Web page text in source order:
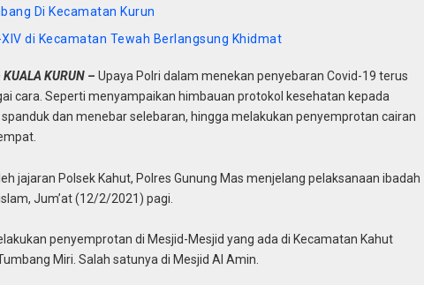
Di Kecamatan Kurun
di Kecamatan Tewah Berlangsung Khidmat
KURUN – Upaya Polri dalam menekan penyebaran Covid-19 terus
cara. Seperti menyampaikan himbauan protokol kesehatan kepada
dan menebar selebaran, hingga melakukan penyemprotan cairan
jajaran Polsek Kahut, Polres Gunung Mas menjelang pelaksanaan ibadah
Jum’at (12/2/2021) pagi.
penyemprotan di Mesjid-Mesjid yang ada di Kecamatan Kahut
Miri. Salah satunya di Mesjid Al Amin.